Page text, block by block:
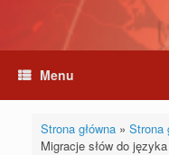
Menu
Strona główna» Strona
Migracje słów do